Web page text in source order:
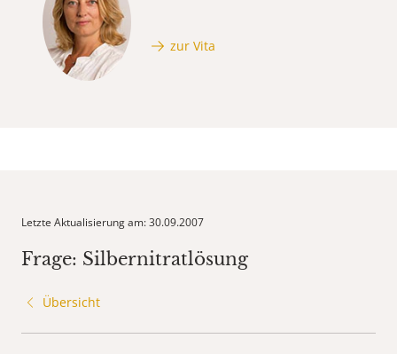
zur Vita
Letzte Aktualisierung am: 30.09.2007
Frage: Silbernitratlösung
Übersicht